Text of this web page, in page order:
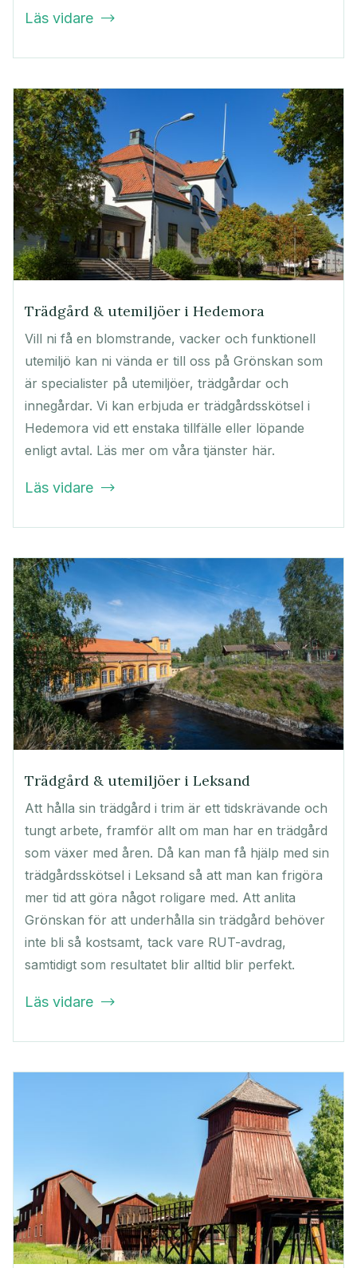
Läs vidare 
Trädgård & utemiljöer i Hedemora
Vill ni få en blomstrande, vacker och funktionell
utemiljö kan ni vända er till oss på Grönskan som
är specialister på utemiljöer, trädgårdar och
innegårdar. Vi kan erbjuda er trädgårdsskötsel i
Hedemora vid ett enstaka tillfälle eller löpande
enligt avtal. Läs mer om våra tjänster här.
Läs vidare 
Trädgård & utemiljöer i Leksand
Att hålla sin trädgård i trim är ett tidskrävande och
tungt arbete, framför allt om man har en trädgård
som växer med åren. Då kan man få hjälp med sin
trädgårdsskötsel i Leksand så att man kan frigöra
mer tid att göra något roligare med. Att anlita
Grönskan för att underhålla sin trädgård behöver
inte bli så kostsamt, tack vare RUT-avdrag,
samtidigt som resultatet blir alltid blir perfekt.
Läs vidare 